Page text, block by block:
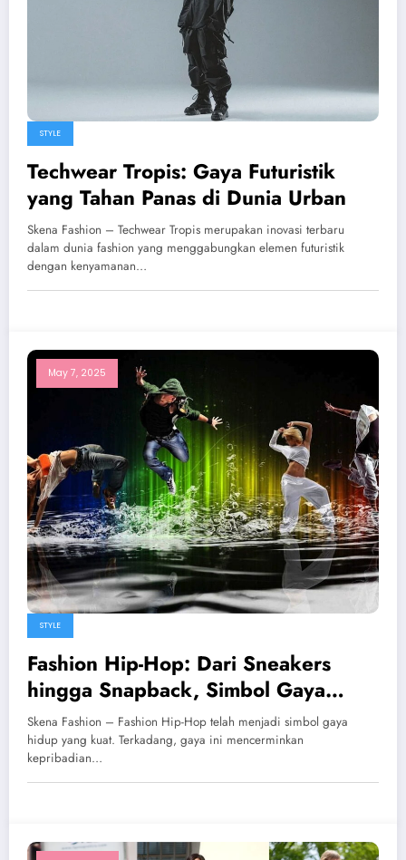
STYLE
Techwear Tropis: Gaya Futuristik
yang Tahan Panas di Dunia Urban
Skena Fashion – Techwear Tropis merupakan inovasi terbaru
dalam dunia fashion yang menggabungkan elemen futuristik
dengan kenyamanan…
May 7, 2025
STYLE
Fashion Hip-Hop: Dari Sneakers
hingga Snapback, Simbol Gaya
Urban
Skena Fashion – Fashion Hip-Hop telah menjadi simbol gaya
hidup yang kuat. Terkadang, gaya ini mencerminkan
kepribadian…